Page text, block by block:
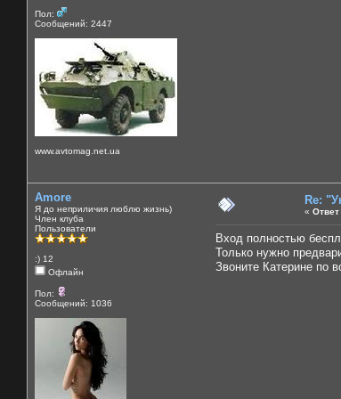
Пол:
Сообщений: 2447
www.avtomag.net.ua
Amore
Я до неприличия люблю жизнь)
Член клуба
Пользователи
:) 12
Офлайн
Пол:
Сообщений: 1036
Re:
« Ответ
Вход полностью
Только нужно
Звоните Катерине по